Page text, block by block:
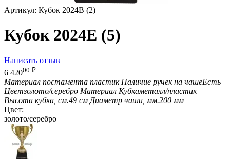
Артикул: Кубок 2024B (2)
Кубок 2024E (5)
Написать отзыв
6 42000 ₽
Материал постамента пластик Наличие ручек на чашеЕсть
Цветзолото/серебро Материал Кубкаметалл/пластик
Высота кубка, см.49 см Диаметр чаши, мм.200 мм
Цвет:
золото/серебро